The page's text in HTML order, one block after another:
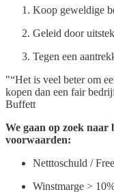
Koop geweldige
Geleid door
Tegen een
"“Het is veel beter om
kopen dan een fair
Buffett
We gaan op zoek naar
voorwaarden:
Netttoschuld /
Winstmarge >